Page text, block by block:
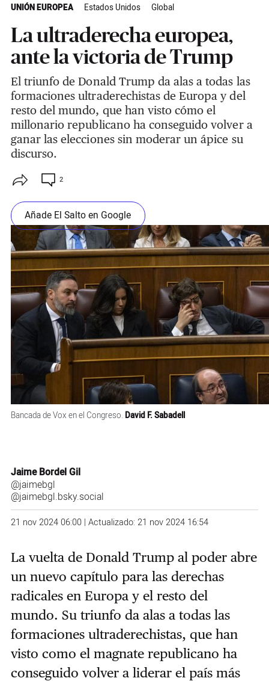
UNIÓN EUROPEA Estados Unidos Global
La ultraderecha europea,
ante la victoria de Trump
El triunfo de Donald Trump da alas a todas las
formaciones ultraderechistas de Europa y del
resto del mundo, que han visto cómo el
millonario republicano ha conseguido volver a
ganar las elecciones sin moderar un ápice su
discurso.
2
Añade El Salto en Google
Bancada de Vox en el Congreso. David F. Sabadell
Jaime Bordel Gil
@jaimebgl
@jaimebgl.bsky.social
21 nov 2024 06:00 | Actualizado: 21 nov 2024 16:54
La vuelta de Donald Trump al poder abre
un nuevo capítulo para las derechas
radicales en Europa y el resto del
mundo. Su triunfo da alas a todas las
formaciones ultraderechistas, que han
visto como el magnate republicano ha
conseguido volver a liderar el país más